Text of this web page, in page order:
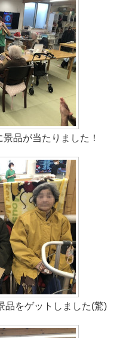
品が当たりました！
品をゲットしました(驚)